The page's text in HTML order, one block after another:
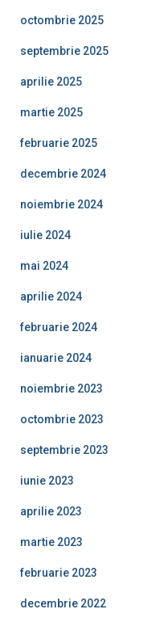
octombrie 2025
septembrie 2025
aprilie 2025
martie 2025
februarie 2025
decembrie 2024
noiembrie 2024
iulie 2024
mai 2024
aprilie 2024
februarie 2024
ianuarie 2024
noiembrie 2023
octombrie 2023
septembrie 2023
iunie 2023
aprilie 2023
martie 2023
februarie 2023
decembrie 2022